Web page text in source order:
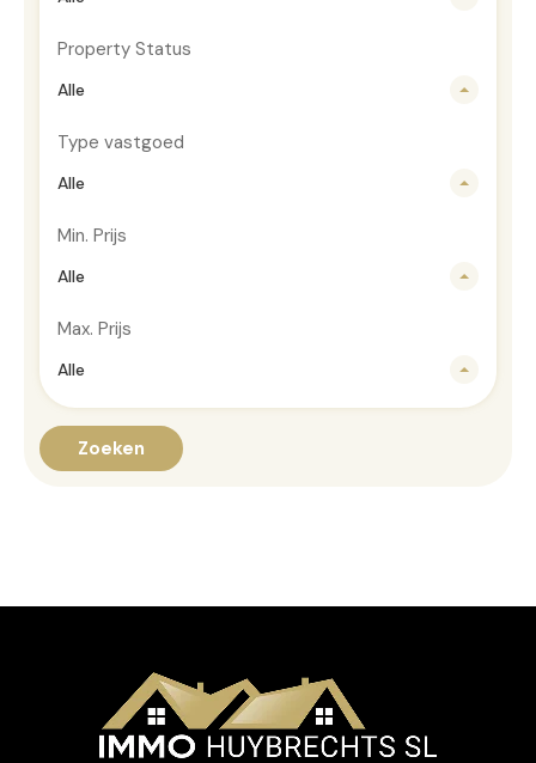
Property Status
Alle
Type vastgoed
Alle
Min. Prijs
Alle
Max. Prijs
Alle
Zoeken